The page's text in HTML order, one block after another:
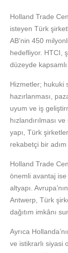
Holland Trade
isteyen Türk
AB’nin 450
hedefliyor. HTCI,
düzeyde
Hizmetler; hukuki
hazırlanması,
uyum ve iş
hızlandırılması
yapı, Türk
rekabetçi bir adım
Holland Trade
önemli avantaj ise
altyapı.
Antwerp, Türk
dağıtım imkânı
Ayrıca
ve istikrarlı siyasi